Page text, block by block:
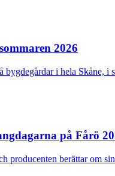
2026
i hela Skåne, i
på Fårö
producenten berättar om